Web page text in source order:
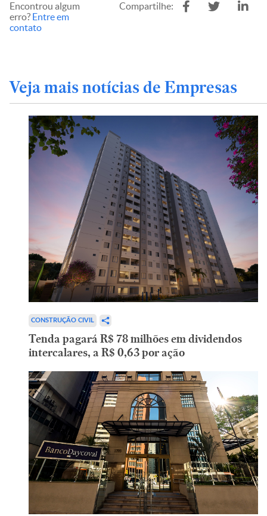
Encontrou algum
erro? Entre em
contato
Compartilhe:
Veja mais notícias de Empresas
CONSTRUÇÃO CIVIL
Tenda pagará R$ 78 milhões em dividendos
intercalares, a R$ 0,63 por ação